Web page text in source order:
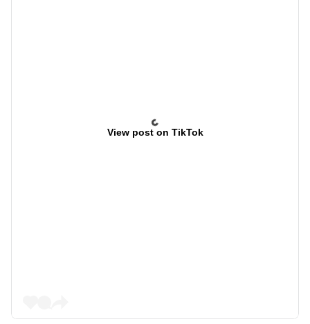
View post on TikTok